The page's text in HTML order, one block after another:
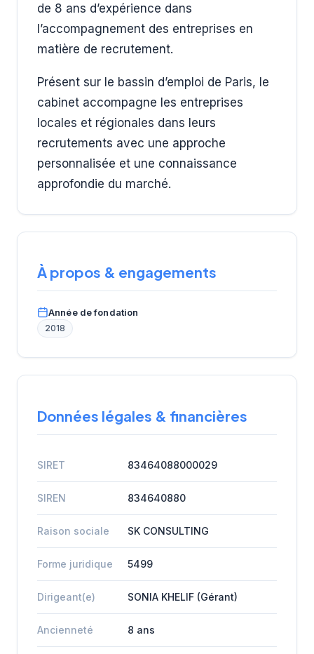
de 8 ans d’expérience dans
l’accompagnement des entreprises en
matière de recrutement.
Présent sur le bassin d’emploi de Paris, le
cabinet accompagne les entreprises
locales et régionales dans leurs
recrutements avec une approche
personnalisée et une connaissance
approfondie du marché.
À propos & engagements
Année de fondation
2018
Données légales & financières
SIRET 83464088000029
SIREN 834640880
Raison sociale SK CONSULTING
Forme juridique 5499
Dirigeant(e) SONIA KHELIF (Gérant)
Ancienneté 8 ans